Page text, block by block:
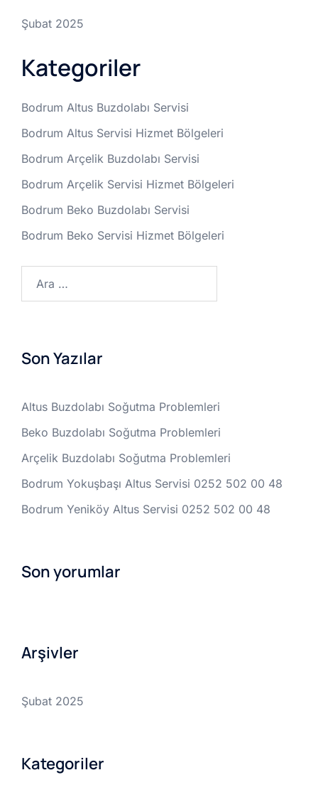
Şubat 2025
Kategoriler
Bodrum Altus Buzdolabı Servisi
Bodrum Altus Servisi Hizmet Bölgeleri
Bodrum Arçelik Buzdolabı Servisi
Bodrum Arçelik Servisi Hizmet Bölgeleri
Bodrum Beko Buzdolabı Servisi
Bodrum Beko Servisi Hizmet Bölgeleri
Son Yazılar
Altus Buzdolabı Soğutma Problemleri
Beko Buzdolabı Soğutma Problemleri
Arçelik Buzdolabı Soğutma Problemleri
Bodrum Yokuşbaşı Altus Servisi 0252 502 00 48
Bodrum Yeniköy Altus Servisi 0252 502 00 48
Son yorumlar
Arşivler
Şubat 2025
Kategoriler